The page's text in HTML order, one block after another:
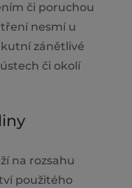
či poruchou
nesmí u
zánětlivé
či okolí
na rozsahu
použitého